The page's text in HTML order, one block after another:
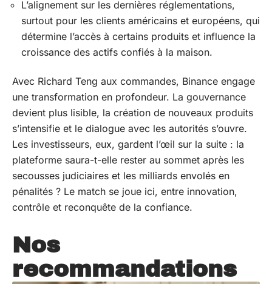
L’alignement sur les dernières réglementations,
surtout pour les clients américains et européens, qui
détermine l’accès à certains produits et influence la
croissance des actifs confiés à la maison.
Avec Richard Teng aux commandes, Binance engage
une transformation en profondeur. La gouvernance
devient plus lisible, la création de nouveaux produits
s’intensifie et le dialogue avec les autorités s’ouvre.
Les investisseurs, eux, gardent l’œil sur la suite : la
plateforme saura-t-elle rester au sommet après les
secousses judiciaires et les milliards envolés en
pénalités ? Le match se joue ici, entre innovation,
contrôle et reconquête de la confiance.
Nos
recommandations